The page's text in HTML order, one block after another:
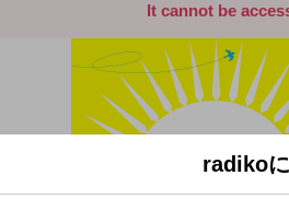
It cannot be
radiko